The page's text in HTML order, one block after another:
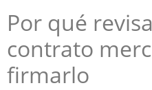
Por qué
contrato
firmarlo